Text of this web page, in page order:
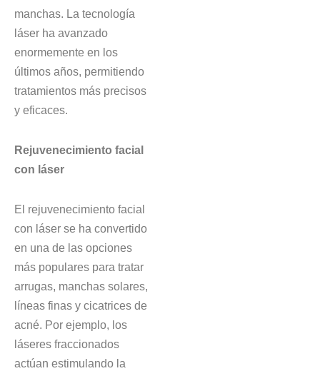
manchas. La tecnología
láser ha avanzado
enormemente en los
últimos años, permitiendo
tratamientos más precisos
y eficaces.
Rejuvenecimiento facial
con láser
El rejuvenecimiento facial
con láser se ha convertido
en una de las opciones
más populares para tratar
arrugas, manchas solares,
líneas finas y cicatrices de
acné. Por ejemplo, los
láseres fraccionados
actúan estimulando la